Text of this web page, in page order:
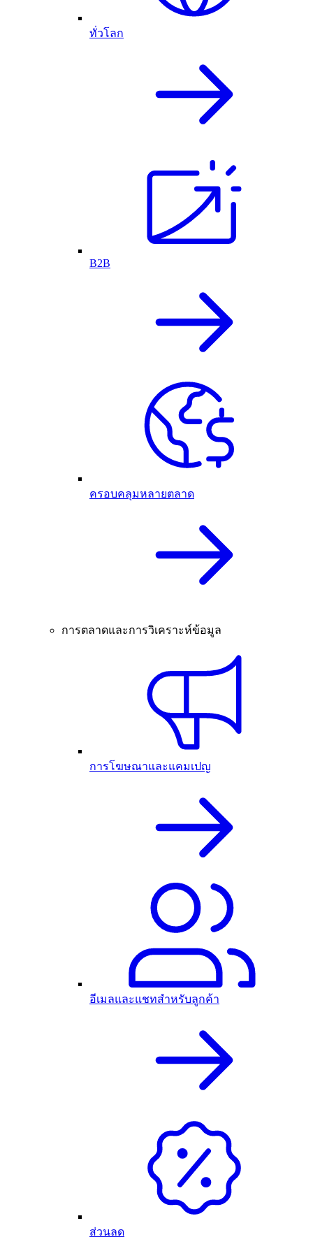
ทั่วโลก
B2B
ครอบคลุมหลายตลาด
การตลาดและการวิเคราะห์ข้อมูล
การโฆษณาและแคมเปญ
อีเมลและแชทสำหรับลูกค้า
ส่วนลด